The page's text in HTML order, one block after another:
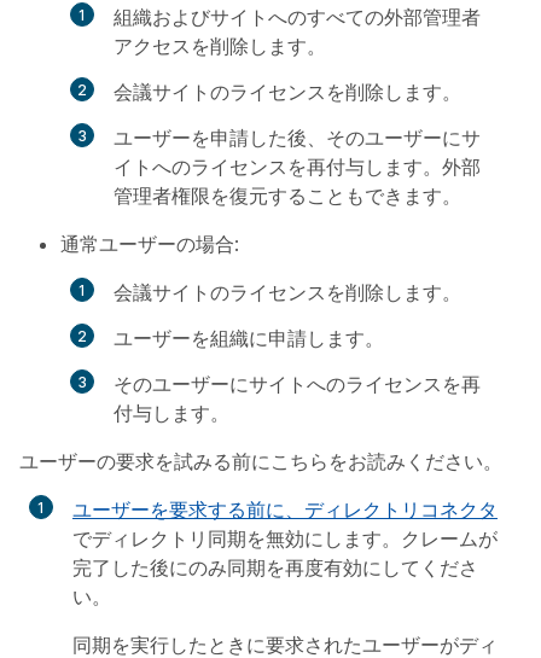
組織およびサイトへのすべての外部管理者
アクセスを削除します。
会議サイトのライセンスを削除します。
ユーザーを申請した後、そのユーザーにサ
イトへのライセンスを再付与します。外部
管理者権限を復元することもできます。
通常ユーザーの場合:
会議サイトのライセンスを削除します。
ユーザーを組織に申請します。
そのユーザーにサイトへのライセンスを再
付与します。
ユーザーの要求を試みる前にこちらをお読みください。
ユーザーを要求する前に、ディレクトリコネクタ
でディレクトリ同期を無効にします。クレームが
完了した後にのみ同期を再度有効にしてくださ
い。
同期を実行したときに要求されたユーザーがディ